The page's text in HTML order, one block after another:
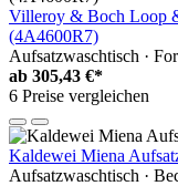
Villeroy & Boch Loop
(4A4600R7)
Aufsatzwaschtisch ·
ab 305,43 €*
6 Preise vergleichen
Kaldewei Miena
Aufsatzwaschtisch ·